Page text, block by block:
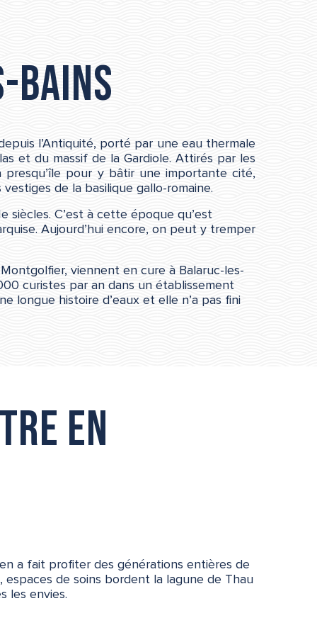
l’Antiquité, porté par une eau thermale
et du massif de la Gardiole. Attirés par les
presqu’île pour y bâtir une importante cité,
de la basilique gallo-romaine.
siècles. C’est à cette époque qu’est
Aujourd’hui encore, on peut y tremper
viennent en cure à Balaruc-les-
curistes par an dans un établissement
longue histoire d’eaux et elle n’a pas fini
en
a fait profiter des générations entières de
de soins bordent la lagune de Thau
les envies.